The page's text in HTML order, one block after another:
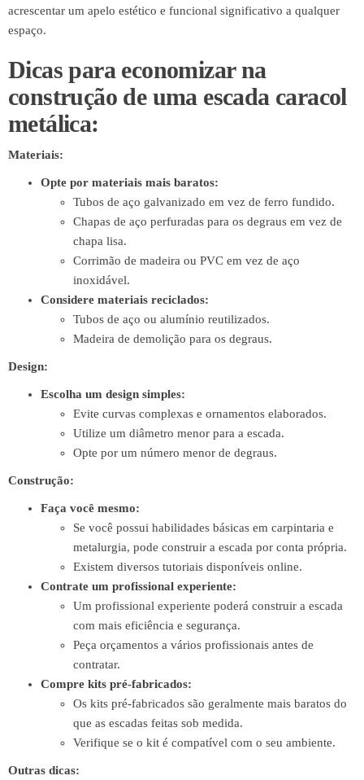
acrescentar um apelo estético e funcional significativo a qualquer
espaço.
Dicas para economizar na
construção de uma escada caracol
metálica:
Materiais:
Opte por materiais mais baratos:
Tubos de aço galvanizado em vez de ferro fundido.
Chapas de aço perfuradas para os degraus em vez de
chapa lisa.
Corrimão de madeira ou PVC em vez de aço
inoxidável.
Considere materiais reciclados:
Tubos de aço ou alumínio reutilizados.
Madeira de demolição para os degraus.
Design:
Escolha um design simples:
Evite curvas complexas e ornamentos elaborados.
Utilize um diâmetro menor para a escada.
Opte por um número menor de degraus.
Construção:
Faça você mesmo:
Se você possui habilidades básicas em carpintaria e
metalurgia, pode construir a escada por conta própria.
Existem diversos tutoriais disponíveis online.
Contrate um profissional experiente:
Um profissional experiente poderá construir a escada
com mais eficiência e segurança.
Peça orçamentos a vários profissionais antes de
contratar.
Compre kits pré-fabricados:
Os kits pré-fabricados são geralmente mais baratos do
que as escadas feitas sob medida.
Verifique se o kit é compatível com o seu ambiente.
Outras dicas: